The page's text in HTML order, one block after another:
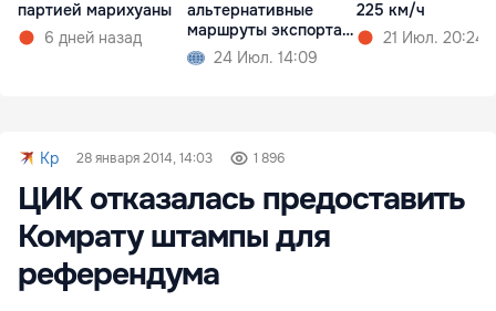
партией марихуаны
6 дней назад
альтернативные
маршруты экспорта
зерна24 Июл. 14:09
225 км/ч
21 Июл. 20:24
Kp 28 января 2014, 14:03 1 896
ЦИК отказалась предоставить
Комрату штампы для
референдума